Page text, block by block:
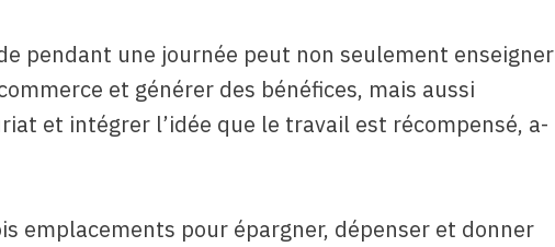
pendant une journée peut non seulement enseigner
et générer des bénéfices, mais aussi
et intégrer l’idée que le travail est récompensé, a-
emplacements pour épargner, dépenser et donner